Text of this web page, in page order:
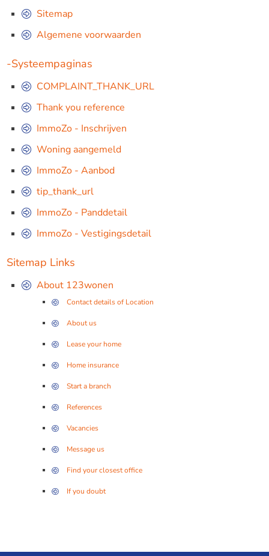
Sitemap
Algemene voorwaarden
-Systeempaginas
COMPLAINT_THANK_URL
Thank you reference
ImmoZo - Inschrijven
Woning aangemeld
ImmoZo - Aanbod
tip_thank_url
ImmoZo - Panddetail
ImmoZo - Vestigingsdetail
Sitemap Links
About 123wonen
Contact details of Location
About us
Lease your home
Home insurance
Start a branch
References
Vacancies
Message us
Find your closest office
If you doubt